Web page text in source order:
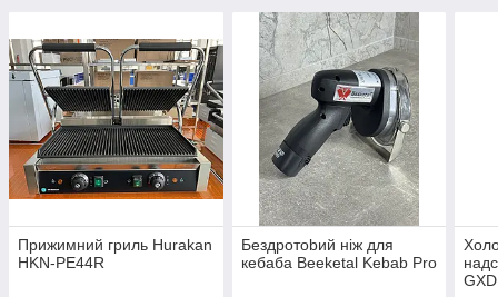
Прижимний гриль Hurakan
HKN-PE44R
Бeздpoтobий ніж для
кeбaбa Beeketal Kebab Pro